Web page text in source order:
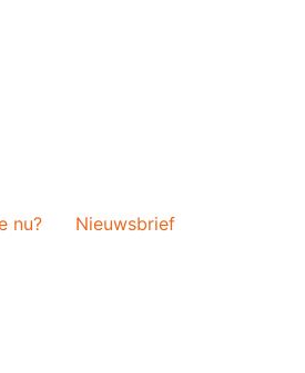
nu? Nieuwsbrief